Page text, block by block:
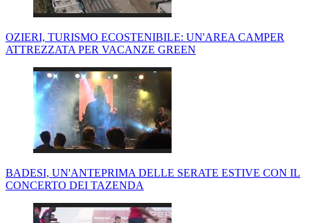
OZIERI, TURISMO ECOSTENIBILE: UN'AREA CAMPER
ATTREZZATA PER VACANZE GREEN
BADESI, UN'ANTEPRIMA DELLE SERATE ESTIVE CON IL
CONCERTO DEI TAZENDA